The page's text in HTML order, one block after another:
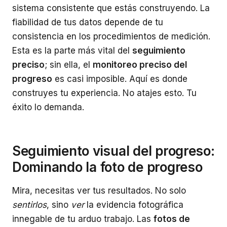
sistema consistente que estás construyendo. La
fiabilidad de tus datos depende de tu
consistencia en los procedimientos de medición.
Esta es la parte más vital del seguimiento
preciso; sin ella, el monitoreo preciso del
progreso es casi imposible. Aquí es donde
construyes tu experiencia. No atajes esto. Tu
éxito lo demanda.
Seguimiento visual del progreso:
Dominando la foto de progreso
Mira, necesitas ver tus resultados. No solo
sentirlos, sino verla evidencia fotográfica
innegable de tu arduo trabajo. Las fotos de